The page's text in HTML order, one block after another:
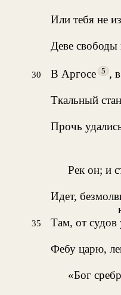
Или тебя не
Деве свободы
30 В Аргосе 5 ,
Ткальный
Прочь
Рек он; и
Идет,
35
Там, от судов
Фебу царю,
«Бог